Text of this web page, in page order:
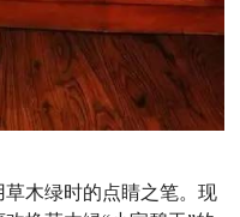
木绿时的点睛之笔。现